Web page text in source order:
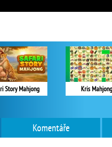
Story Mahjong Kris Mahjong
Komentáře